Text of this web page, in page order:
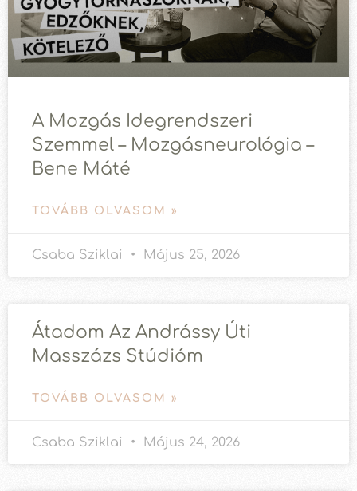
A Mozgás Idegrendszeri
Szemmel – Mozgásneurológia –
Bene Máté
TOVÁBB OLVASOM »
Csaba Sziklai Május 25, 2026
Átadom Az Andrássy Úti
Masszázs Stúdióm
TOVÁBB OLVASOM »
Csaba Sziklai Május 24, 2026